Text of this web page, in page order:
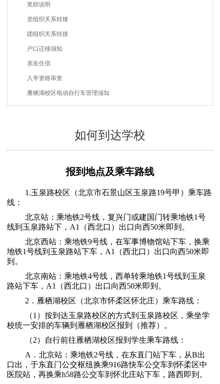
奖助说明
党组织关系转接
团组织关系转接
户口迁移须知
亲友住宿
入学资格审查
雁栖湖校区电动自行车管理须知
如何到达学校
报到地点及乘车路线
1.玉泉路校区（北京市石景山区玉泉路19号甲）乘车路
线：
北京站：乘地铁2号线，复兴门或建国门转乘地铁1号
线到玉泉路站下，A1（西北口）出口向西50米即到 。
北京西站：乘地铁9号线，在军事博物馆站下车，换乘
地铁1号线到玉泉路站下车，A1（西北口）出口向西50米即
到。
北京南站：乘地铁4号线，西单转乘地铁1号线到玉泉
路站下车，A1（西北口）出口向西50米即到。
2 ． 雁栖湖校区（北京市怀柔区怀北庄）乘车路线：
（1）按到达玉泉路校区的方式到玉泉路校区，乘坐学
校统一安排的车辆到雁栖湖校区报到（推荐）。
（2）自行前往雁栖湖校区报到学生乘车路线：
A．北京站：乘地铁2号线，在东直门站下车，从B出
口出 ， 于东直门公交枢纽换乘916路快车公交车到怀柔区中
医院站，再换乘h58路公交车到怀北庄站下车，路西即到 。